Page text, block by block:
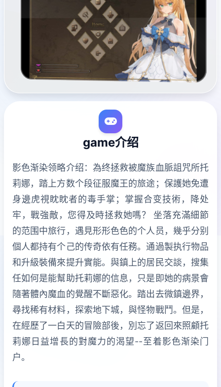
game介绍
影色渐染领略介绍：為终拯救被魔族血脈詛咒所托
莉娜，踏上方数个段征服魔王的旅途；保護她免遭
身邊虎視眈眈者的毒手掌；掌握合变技術，降处
牢，戰強敵，您得及時拯救她嗎？ 坐落充滿細節
的范围中旅行，遇見形形色色的个人员，幾乎分别
個人都持有个己的传奇依有任務。通過製执行物品
和升級裝備來提升實能。與鎮上的居民交談，搜集
任如何是能幫助托莉娜的信息，只是即她的病景會
隨著體內魔血的覺醒不斷惡化。踏出去微鎮邊界，
尋找稀有材料，探索地下城，與怪物戰鬥。但是，
在經歷了一白天的冒險部後，別忘了返回來照顧托
莉娜日益增長的對魔力的渴望--至着影色渐染门
户。